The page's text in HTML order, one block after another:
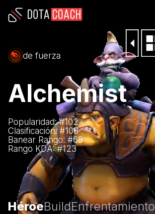
de fuerza
Alchemist
Popularidad: #102
Clasificación: #108
Banear Rango: #69
Rango KDA: #123
HéroeBuildEnfrentamiento